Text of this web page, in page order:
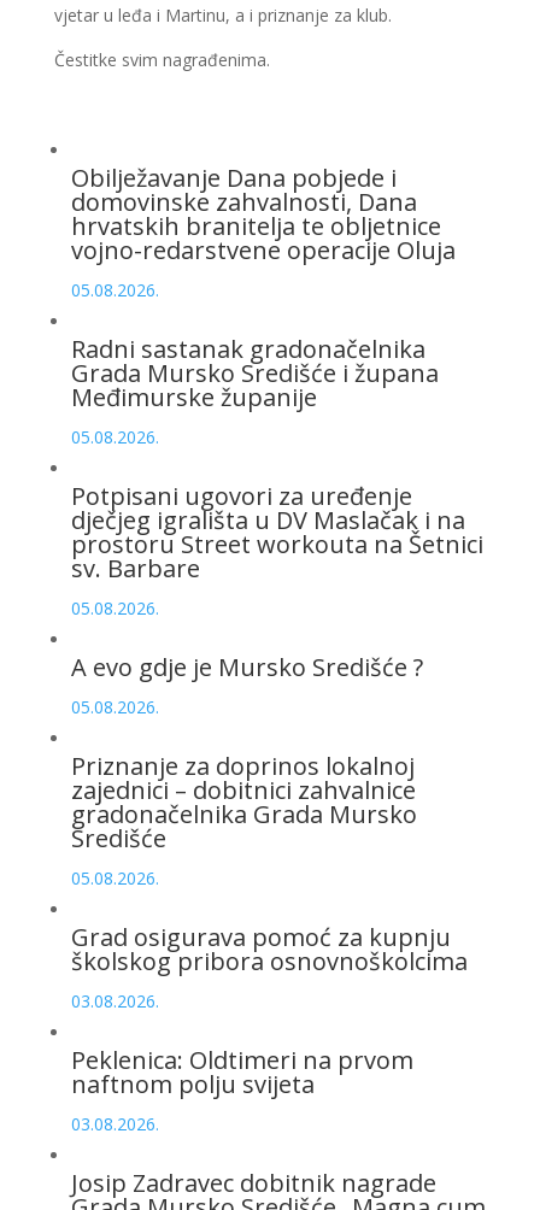
vjetar u leđa i Martinu, a i priznanje za klub.
Čestitke svim nagrađenima.
Obilježavanje Dana pobjede i
domovinske zahvalnosti, Dana
hrvatskih branitelja te obljetnice
vojno-redarstvene operacije Oluja
05.08.2026.
Radni sastanak gradonačelnika
Grada Mursko Središće i župana
Međimurske županije
05.08.2026.
Potpisani ugovori za uređenje
dječjeg igrališta u DV Maslačak i na
prostoru Street workouta na Šetnici
sv. Barbare
05.08.2026.
A evo gdje je Mursko Središće ?
05.08.2026.
Priznanje za doprinos lokalnoj
zajednici – dobitnici zahvalnice
gradonačelnika Grada Mursko
Središće
05.08.2026.
Grad osigurava pomoć za kupnju
školskog pribora osnovnoškolcima
03.08.2026.
Peklenica: Oldtimeri na prvom
naftnom polju svijeta
03.08.2026.
Josip Zadravec dobitnik nagrade